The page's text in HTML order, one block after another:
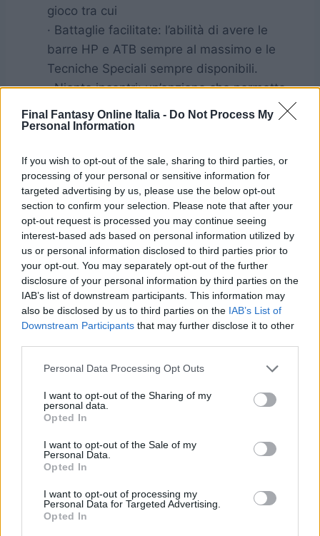
Final Fantasy Online Italia - Do Not Process My
Personal Information
If you wish to opt-out of the sale, sharing to third parties, or
processing of your personal or sensitive information for
targeted advertising by us, please use the below opt-out
section to confirm your selection. Please note that after your
opt-out request is processed you may continue seeing
interest-based ads based on personal information utilized by
us or personal information disclosed to third parties prior to
your opt-out. You may separately opt-out of the further
disclosure of your personal information by third parties on the
IAB’s list of downstream participants. This information may
also be disclosed by us to third parties on the IAB’s List of
Downstream Participants that may further disclose it to other
Personal Data Processing Opt Outs
I want to opt-out of the Sharing of my
personal data.
Opted In
I want to opt-out of the Sale of my
Personal Data.
Opted In
I want to opt-out of processing my
Personal Data for Targeted Advertising.
Opted In
gioco tra cui
· Battaglie facilitate: l’abilità di avere le
barre HP e ATB sempre al massimo e le
Tecniche Speciali sempre disponibili.
· Niente incontri: un’opzione che permette
ai giocatori di divertirsi con la storia senza
interruzioni. Quando gli incontri casuali
comunque divertirsi con le battaglie degli
eventi della storia.
· Modalità turbo (x3): gioca a velocità
triplicata
La versione Steam includerà anche delle
funzionalità aggiuntive, come “Tutti gli
oggetti” (ottieni tutti gli oggetti eccetto
alcuni), “Tutte le abilità”, “Livello massimo
Guardian Force”, “Guil massimi”, “Magie al
di carte di Triple Triad eccetto quelle rare)
Il gioco è già preordinabile sui vari store
Steam, Xbox e PSN al prezzo di 19.99 Euro
gioco su PlayStation 4 riceveranno un tema
in regalo, mentre chi effettuerà il pre-order
del gioco su STEAM riceverà degli sfondi
esclusivi con Squall e Rinoa